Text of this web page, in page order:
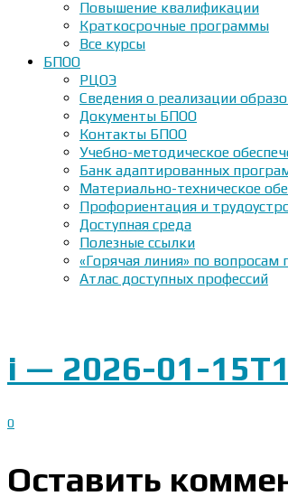
Повышение квалификации
Краткосрочные программы
Все курсы
БПОО
РЦОЭ
Сведения о реализации
Документы БПОО
Контакты БПОО
Учебно-методическое
Банк адаптированных
Материально-техническое
Профориентация и
Доступная среда
Полезные ссылки
«Горячая линия» по
Атлас доступных профессий
i — 2026-01-
0
Оставить